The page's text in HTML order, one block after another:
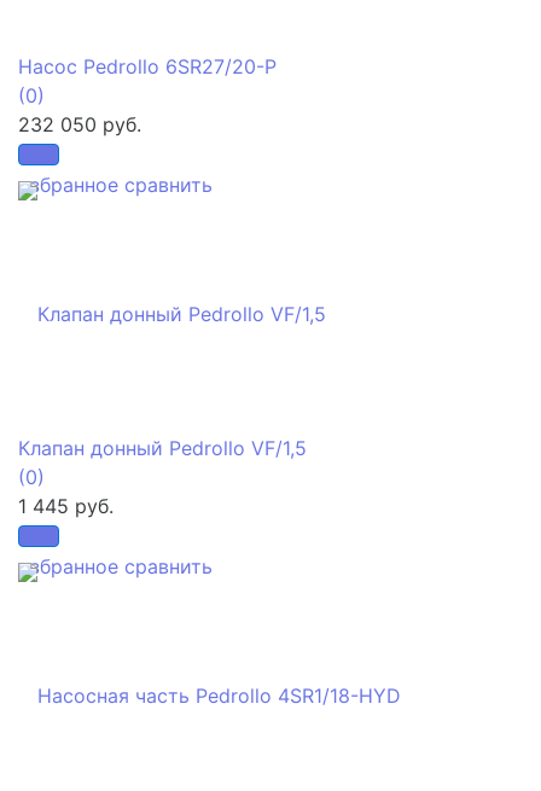
избранное сравнить
Насос Pedrollo 6SR27/20-P
(0)
232 050 руб.
избранное сравнить
Клапан донный Pedrollo VF/1,5
(0)
1 445 руб.